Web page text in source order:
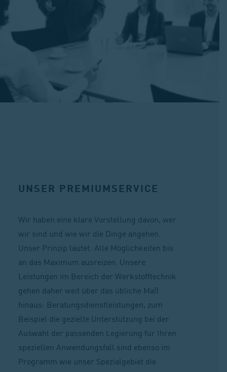
UNSER PREMIUMSERVICE
Wir haben eine klare Vorstellung davon, wer
wir sind und wie wir die Dinge angehen.
Unser Prinzip lautet: Alle Möglichkeiten bis
an das Maximum ausreizen. Unsere
Leistungen im Bereich der Werkstofftechnik
gehen daher weit über das übliche Maß
hinaus: Beratungsdienstleistungen, zum
Beispiel die gezielte Unterstützung bei der
Auswahl der passenden Legierung für Ihren
speziellen Anwendungsfall sind ebenso im
Programm wie unser Spezialgebiet die